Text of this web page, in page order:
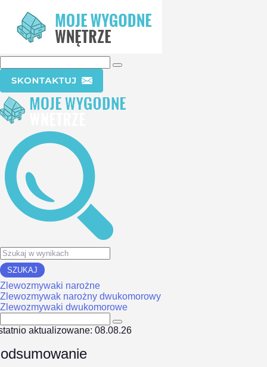
SZUKAJ
Zlewozmywaki narożne
Zlewozmywak narożny dwukomorowy
Zlewozmywaki dwukomorowe
aktualizowane: 08.08.26